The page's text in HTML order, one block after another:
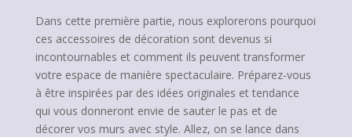
Dans cette première partie, nous explorerons pourquoi
ces accessoires de décoration sont devenus si
incontournables et comment ils peuvent transformer
votre espace de manière spectaculaire. Préparez-vous
à être inspirées par des idées originales et tendance
qui vous donneront envie de sauter le pas et de
décorer vos murs avec style. Allez, on se lance dans